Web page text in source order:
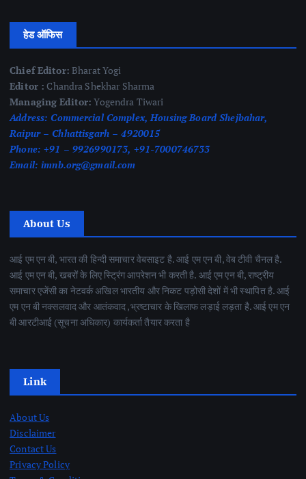
हेड ऑफिस
Chief Editor: Bharat Yogi
Editor : Chandra Shekhar Sharma
Managing Editor: Yogendra Tiwari
Address: Commercial Complex, Housing Board Shejbahar,
Raipur – Chhattisgarh – 4920015
Phone: +91 – 9926990173, +91-7000746733
Email: imnb.org@gmail.com
About Us
आई एम एन बी, भारत की हिन्दी समाचार वेबसाइट है. आई एम एन बी, वेब टीवी चैनल है.
आई एम एन बी, खबरों के लिए स्ट्रिंग आपरेशन भी करती है. आई एम एन बी, राष्ट्रीय
समाचार एजेंसी का नेटवर्क अखिल भारतीय और निकट पड़ोसी देशों में भी स्थापित है. आई
एम एन बी नक्सलवाद और आतंकवाद ,भ्रष्टाचार के खिलाफ लड़ाई लड़ता है. आई एम एन
बी आरटीआई (सूचना अधिकार) कार्यकर्ता तैयार करता है
Link
About Us
Disclaimer
Contact Us
Privacy Policy